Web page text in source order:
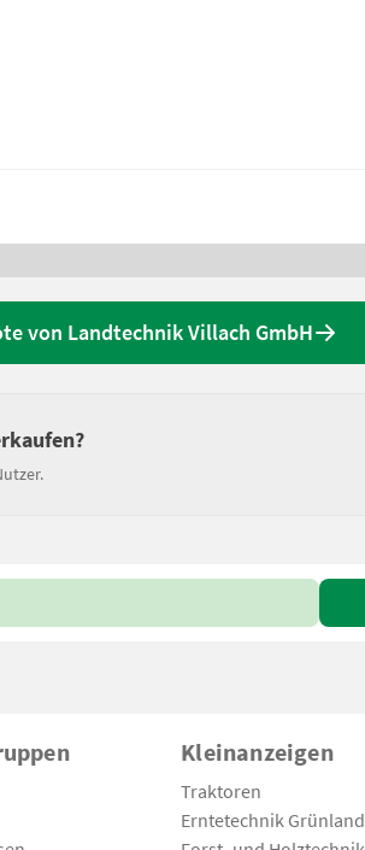
von Landtechnik Villach GmbH
Kleinanzeigen
Traktoren
Erntetechnik Grünland